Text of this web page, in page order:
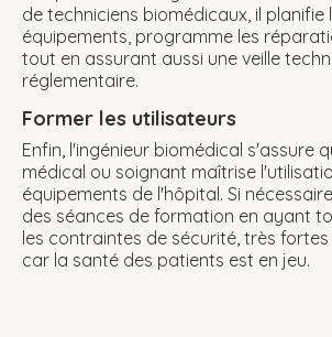
de techniciens biomédicaux, il planifie
équipements, programme les
tout en assurant aussi une veille
réglementaire.
Former les utilisateurs
Enfin, l'ingénieur biomédical s'assure
médical ou soignant maîtrise
équipements de l'hôpital. Si
des séances de formation en ayant
les contraintes de sécurité, très
car la santé des patients est en jeu.